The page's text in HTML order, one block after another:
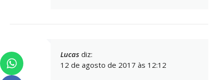
Lucas diz:
12 de agosto de 2017 às 12:12